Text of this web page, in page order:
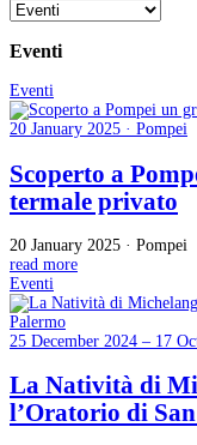
Eventi
Eventi
20 January 2025 · Pompei
Scoperto a
termale privato
20 January 2025 · Pompei
read more
Eventi
25 December 2024 – 17
La Natività di
l’Oratorio di